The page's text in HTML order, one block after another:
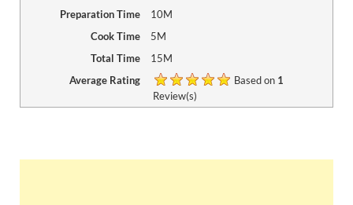
Preparation Time
10M
Cook Time
5M
Total Time
15M
Average Rating
Based on 1
Review(s)